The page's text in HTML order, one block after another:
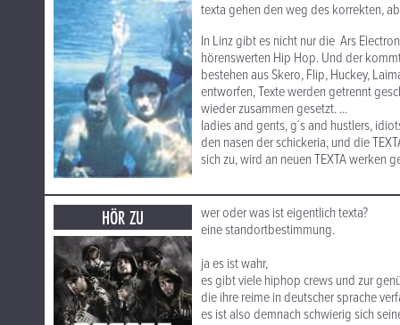
texta gehen den weg des korrekten,
In Linz gibt es nicht nur die Ars
hörenswerten Hip Hop. Und der
bestehen aus Skero, Flip, Huckey,
entworfen, Texte werden getrennt
wieder zusammen gesetzt. ...
ladies and gents, g´s and hustlers,
den nasen der schickeria, und die
sich zu, wird an neuen TEXTA werken
HÖR ZU
wer oder was ist eigentlich texta?
eine standortbestimmung.
ja es ist wahr,
es gibt viele hiphop crews und zur
die ihre reime in deutscher sprache
es ist also demnach schwierig sich